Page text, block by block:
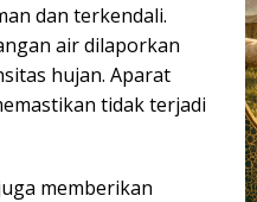
dan terkendali.
air dilaporkan
hujan. Aparat
tidak terjadi
memberikan